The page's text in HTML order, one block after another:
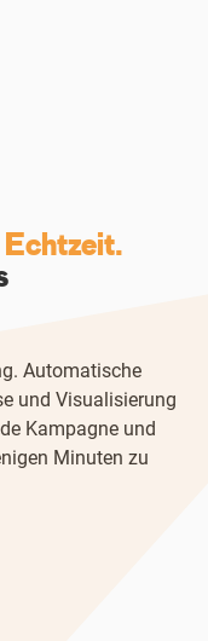
Echtzeit.
Automatische
und Visualisierung
Kampagne und
Minuten zu